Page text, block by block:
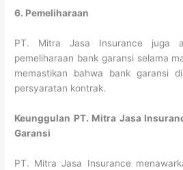
6. Pemeliharaan
PT. Mitra Jasa Insurance juga
pemeliharaan bank garansi selama
memastikan bahwa bank garansi
persyaratan kontrak.
Keunggulan PT. Mitra Jasa
Garansi
PT. Mitra Jasa Insurance